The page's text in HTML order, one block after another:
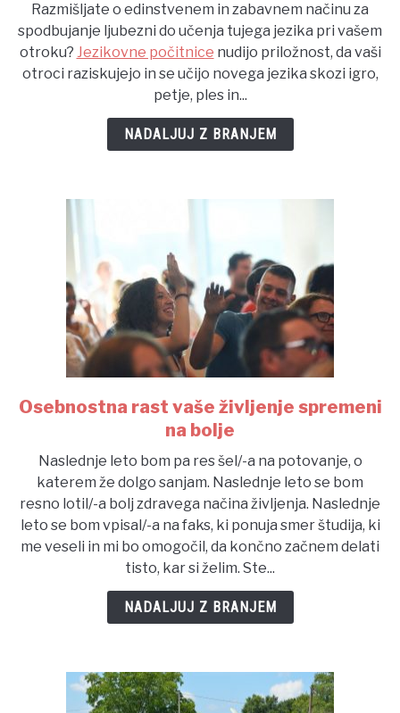
–
gibanja,
zabave
in
znanja
polno
doživetje
Razmišljate o edinstvenem in zabavnem načinu za
spodbujanje ljubezni do učenja tujega jezika pri vašem
otroku? Jezikovne počitnice nudijo priložnost, da vaši
otroci raziskujejo in se učijo novega jezika skozi igro,
petje, ples in...
NADALJUJ Z BRANJEM
link
to
rast
vaše
življenje
spremeni
na
bolje
Osebnostna rast vaše življenje spremeni
na bolje
Naslednje leto bom pa res šel/-a na potovanje, o
katerem že dolgo sanjam. Naslednje leto se bom
resno lotil/-a bolj zdravega načina življenja. Naslednje
leto se bom vpisal/-a na faks, ki ponuja smer študija, ki
me veseli in mi bo omogočil, da končno začnem delati
tisto, kar si želim. Ste...
NADALJUJ Z BRANJEM